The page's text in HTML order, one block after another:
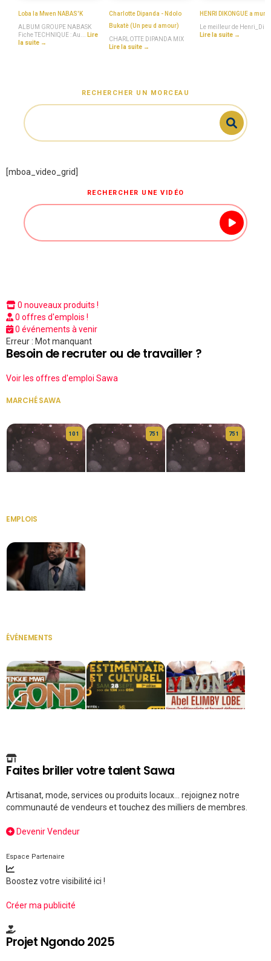
Loba la Mwen NABAS'K
ALBUM GROUPE NABASK
Fiche TECHNIQUE : Au... Lire
la suite →
Charlotte Dipanda - Ndolo
Bukatè (Un peu d amour)
CHARLOTTE DIPANDA MIX
Lire la suite →
HENRI DIKONGUE a mumi
Le meilleur de
Lire la suite →
RECHERCHER UN MORCEAU
[mboa_video_grid]
RECHERCHER UNE VIDÉO
0 nouveaux produits !
0 offres d'emplois !
0 événements à venir
Erreur : Mot manquant
Besoin de recruter ou de travailler ?
Voir les offres d'emploi Sawa
MARCHÉ SAWA
10 1 75 1 75 1
EMPLOIS
ÉVÉNEMENTS
Faites briller votre talent Sawa
Artisanat, mode, services ou produits locaux... rejoignez notre
communauté de vendeurs et touchez des milliers de membres.
Devenir Vendeur
Espace Partenaire
Boostez votre visibilité ici !
Créer ma publicité
Projet Ngondo 2025